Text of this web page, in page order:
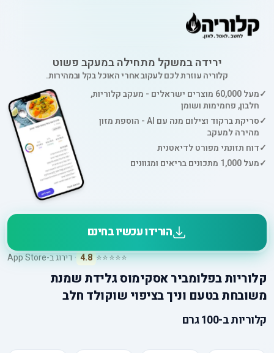
ירידה במשקל מתחילה במעקב פשוט
קלוריה עוזרת לכם לעקוב אחרי האוכל בקל ובמהירות.
✓
מעל 60,000 מוצרים ישראלים - מעקב קלוריות,
חלבון, פחמימות ושומן
✓
סריקת ברקוד וצילום מנה עם AI - הוספת מזון
מהירה למעקב
✓דוח תזונתי מפורט לדיאטנית
✓מעל 1,000 מתכונים בריאים ומגוונים
הורידו עכשיו בחינם
⭐⭐⭐⭐⭐
4.8 · דירוג ב-App Store
קלוריותבפלומביר אסקימוס גלידת שמנת
משובחת בטעם וניך בציפוי שוקולד חלב
קלוריותב-100 גרם